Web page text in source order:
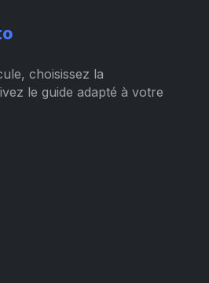
choisissez la
le guide adapté à votre